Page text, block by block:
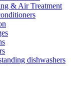
& Air Treatment
dishwashers